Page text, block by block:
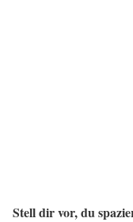
Stell dir vor, du